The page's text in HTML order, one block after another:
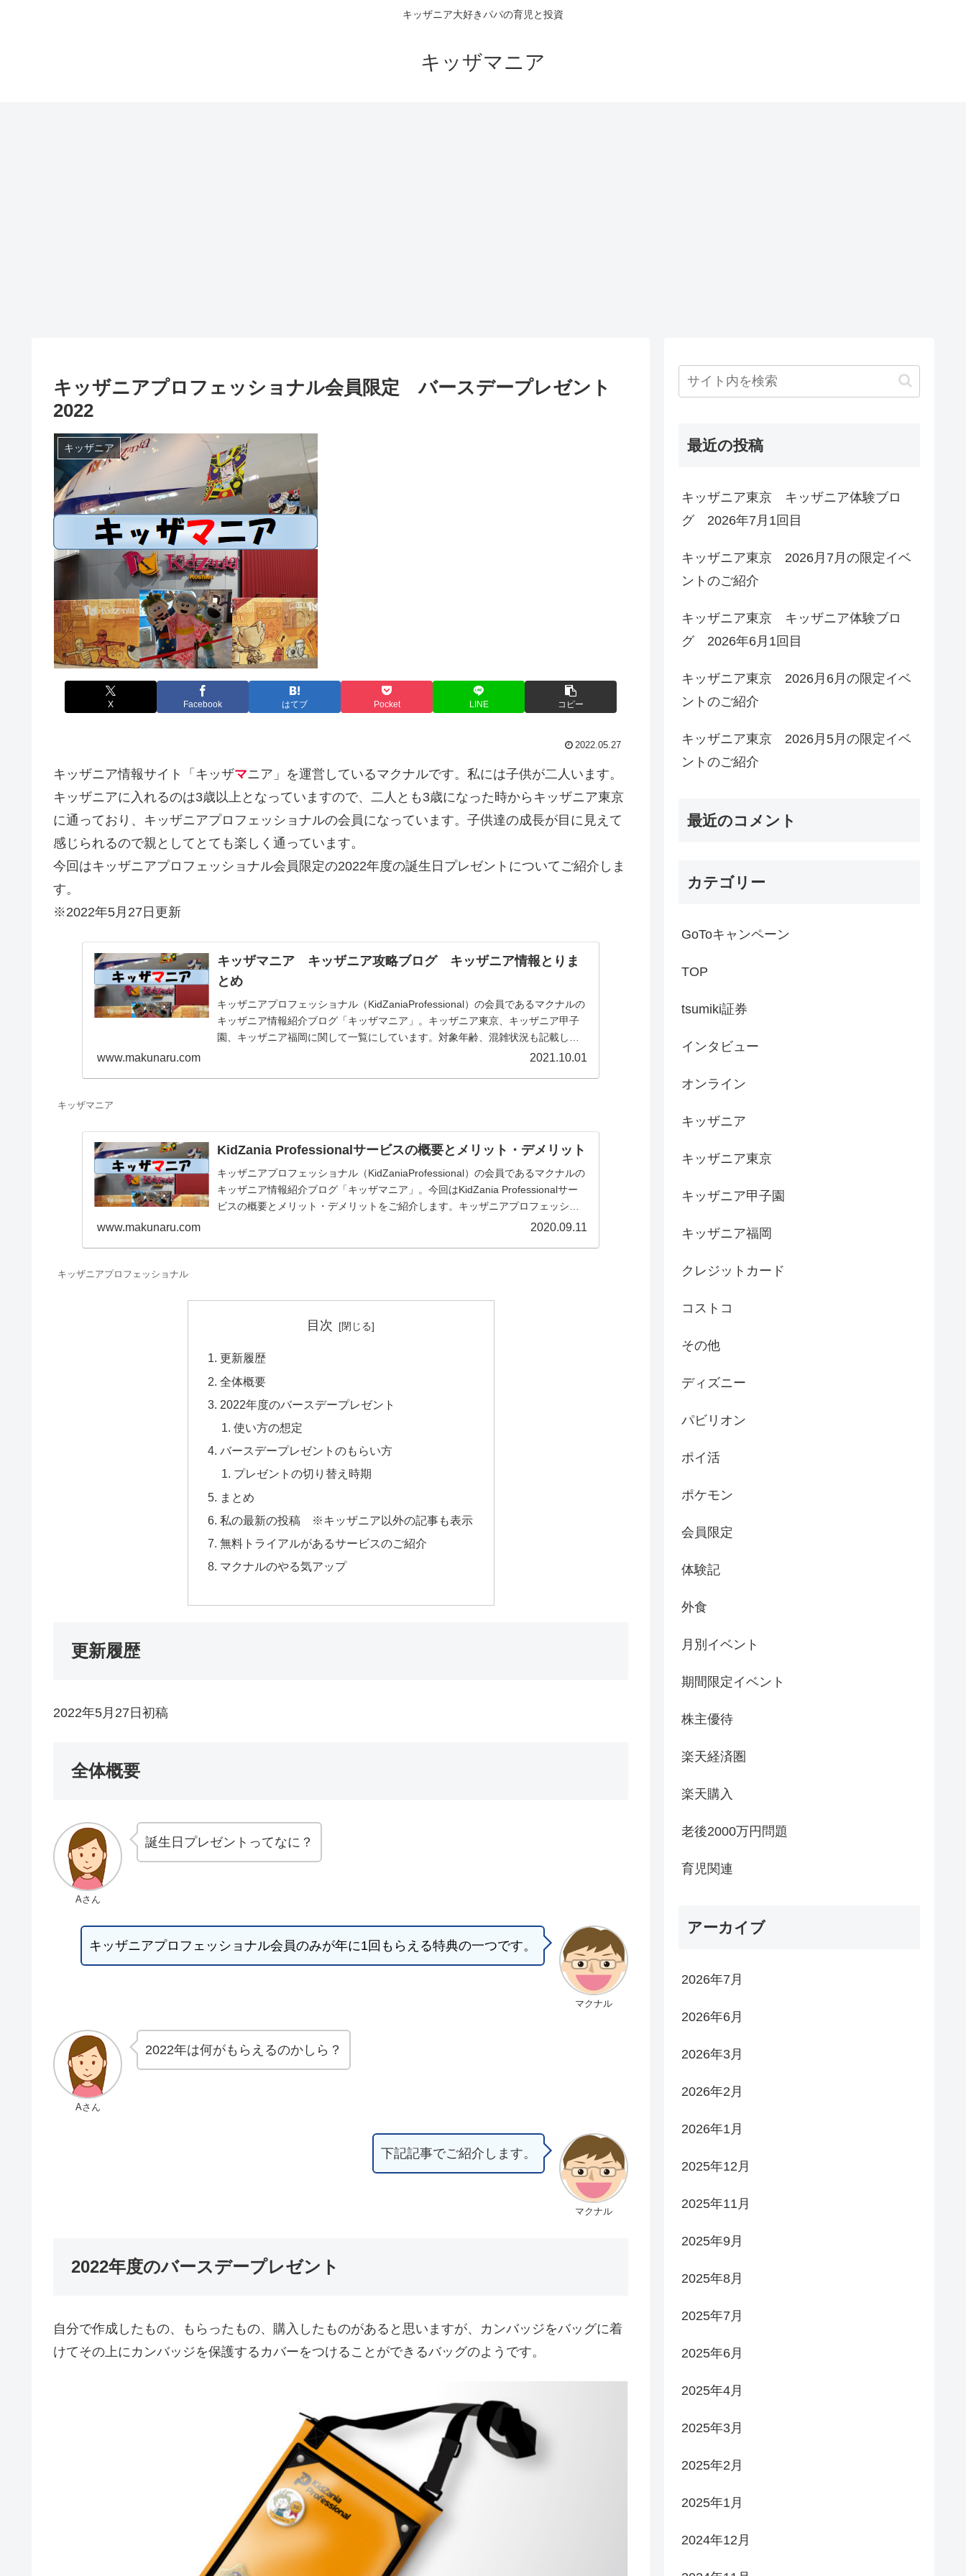
キッザニア大好きパパの育児と投資
キッザマニア
キッザニアプロフェッショナル会員限定 バースデープレゼント
2022
キッザニア
X Facebook はてブ Pocket LINE コピー
2022.05.27
キッザニア情報サイト「キッザマニア」を運営しているマクナルです。私には子供が二人います。
キッザニアに入れるのは3歳以上となっていますので、二人とも3歳になった時からキッザニア東京
に通っており、キッザニアプロフェッショナルの会員になっています。子供達の成長が目に見えて
感じられるので親としてとても楽しく通っています。
今回はキッザニアプロフェッショナル会員限定の2022年度の誕生日プレゼントについてご紹介しま
す。
※2022年5月27日更新
キッザマニア キッザニア攻略ブログ キッザニア情報とりま
とめ
キッザニアプロフェッショナル（KidZaniaProfessional）の会員であるマクナルの
キッザニア情報紹介ブログ「キッザマニア」。キッザニア東京、キッザニア甲子
園、キッザニア福岡に関して一覧にしています。対象年齢、混雑状況も記載した
お仕事体験記、料金等に関係する予約方法、お得な情報等を記載しています。
www.makunaru.com 2021.10.01
キッザマニア
KidZania Professionalサービスの概要とメリット・デメリット
キッザニアプロフェッショナル（KidZaniaProfessional）の会員であるマクナルの
キッザニア情報紹介ブログ「キッザマニア」。今回はKidZania Professionalサー
ビスの概要とメリット・デメリットをご紹介します。キッザニアプロフェッショ
www.makunaru.com 2020.09.11
キッザニアプロフェッショナル
目次
更新履歴
全体概要
2022年度のバースデープレゼント
使い方の想定
バースデープレゼントのもらい方
プレゼントの切り替え時期
まとめ
私の最新の投稿 ※キッザニア以外の記事も表示
無料トライアルがあるサービスのご紹介
マクナルのやる気アップ
更新履歴
2022年5月27日初稿
全体概要
Aさん
誕生日プレゼントってなに？
マクナル
キッザニアプロフェッショナル会員のみが年に1回もらえる特典の一つです。
Aさん
2022年は何がもらえるのかしら？
マクナル
下記記事でご紹介します。
2022年度のバースデープレゼント
自分で作成したもの、もらったもの、購入したものがあると思いますが、カンバッジをバッグに着
けてその上にカンバッジを保護するカバーをつけることができるバッグのようです。
最近の投稿
キッザニア東京 キッザニア体験ブロ
グ 2026年7月1回目
キッザニア東京 2026月7月の限定イベ
ントのご紹介
キッザニア東京 キッザニア体験ブロ
グ 2026年6月1回目
キッザニア東京 2026月6月の限定イベ
ントのご紹介
キッザニア東京 2026月5月の限定イベ
ントのご紹介
最近のコメント
カテゴリー
GoToキャンペーン
TOP
tsumiki証券
インタビュー
オンライン
キッザニア
キッザニア東京
キッザニア甲子園
キッザニア福岡
クレジットカード
コストコ
その他
ディズニー
パビリオン
ポイ活
ポケモン
会員限定
体験記
外食
月別イベント
期間限定イベント
株主優待
楽天経済圏
楽天購入
老後2000万円問題
育児関連
アーカイブ
2026年7月
2026年6月
2026年3月
2026年2月
2026年1月
2025年12月
2025年11月
2025年9月
2025年8月
2025年7月
2025年6月
2025年4月
2025年3月
2025年2月
2025年1月
2024年12月